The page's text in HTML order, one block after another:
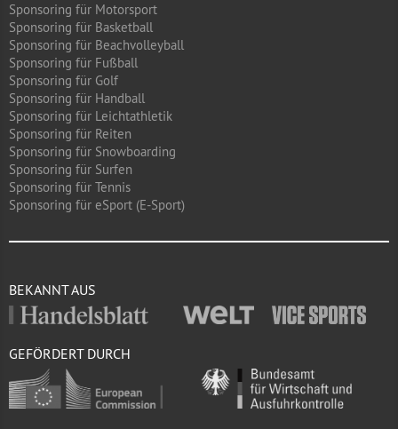
Sponsoring für Motorsport
Sponsoring für Basketball
Sponsoring für Beachvolleyball
Sponsoring für Fußball
Sponsoring für Golf
Sponsoring für Handball
Sponsoring für Leichtathletik
Sponsoring für Reiten
Sponsoring für Snowboarding
Sponsoring für Surfen
Sponsoring für Tennis
Sponsoring für eSport (E-Sport)
BEKANNT AUS
GEFÖRDERT DURCH